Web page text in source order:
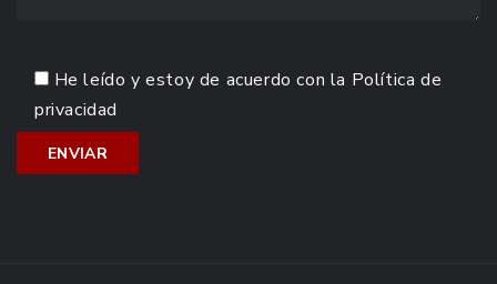
He leído y estoy de acuerdo con la Política de
privacidad